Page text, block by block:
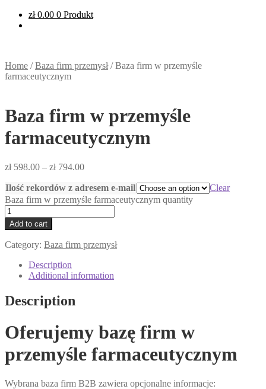
zł0.00 0 Produkt
Home /Baza firm przemysł/Baza firm w przemyśle
farmaceutycznym
Baza firm w przemyśle
farmaceutycznym
zł598.00 – zł794.00
Ilość rekordów z adresem e-mail
Clear
Baza firm w przemyśle farmaceutycznym quantity
Add to cart
Category: Baza firm przemysł
Description
Additional information
Description
Oferujemy bazę firm w
przemyśle farmaceutycznym
Wybrana baza firm B2B zawiera opcjonalne informacje: